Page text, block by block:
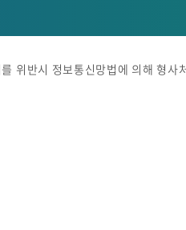
위반시 정보통신망법에 의해 형사